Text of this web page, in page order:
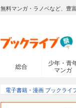
無料マンガ・ラノベなど、豊
総合
少年・青
マンガ
電子書籍・漫画 ブックライ